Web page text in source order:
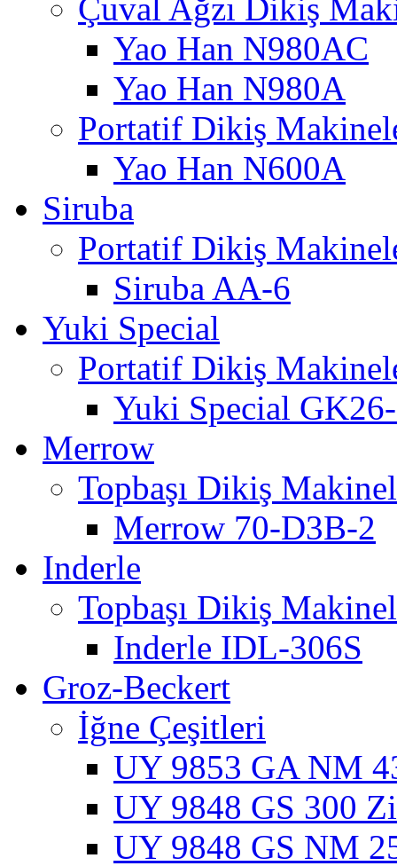
Çuval Ağzı Dikiş
Yao Han N980AC
Yao Han N980A
Portatif Dikiş
Yao Han N600A
Siruba
Portatif Dikiş
Siruba AA-6
Yuki Special
Portatif Dikiş
Yuki Special
Merrow
Topbaşı Dikiş
Merrow 70-D3B-2
Inderle
Topbaşı Dikiş
Inderle IDL-306S
Groz-Beckert
İğne Çeşitleri
UY 9853 GA NM
UY 9848 GS 300
UY 9848 GS NM